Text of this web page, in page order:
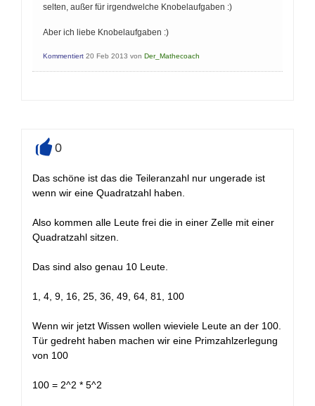
selten, außer für irgendwelche Knobelaufgaben :)
Aber ich liebe Knobelaufgaben :)
Kommentiert 20 Feb 2013 von Der_Mathecoach
0
Das schöne ist das die Teileranzahl nur ungerade ist
wenn wir eine Quadratzahl haben.
Also kommen alle Leute frei die in einer Zelle mit einer
Quadratzahl sitzen.
Das sind also genau 10 Leute.
1, 4, 9, 16, 25, 36, 49, 64, 81, 100
Wenn wir jetzt Wissen wollen wieviele Leute an der 100.
Tür gedreht haben machen wir eine Primzahlzerlegung
von 100
100 = 2^2 * 5^2